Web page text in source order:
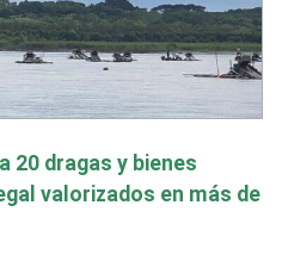
20 dragas y bienes
valorizados en más de